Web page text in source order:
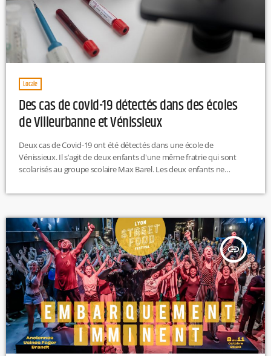
Locale
Des cas de covid-19 détectés dans des écoles
de Villeurbanne et Vénissieux
Deux cas de Covid-19 ont été détectés dans une école de
Vénissieux. Il s’agit de deux enfants d'une même fratrie qui sont
scolarisés au groupe scolaire Max Barel. Les deux enfants ne
moyenne section et une autre de CP ont été fermées. En effet
fonctionnement isolé par "groupe classe" […]
insert_link